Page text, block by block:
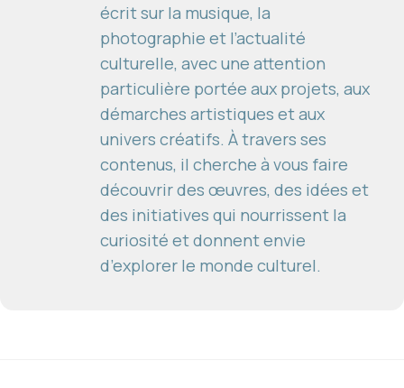
écrit sur la musique, la
photographie et l’actualité
culturelle, avec une attention
particulière portée aux projets, aux
démarches artistiques et aux
univers créatifs. À travers ses
contenus, il cherche à vous faire
découvrir des œuvres, des idées et
des initiatives qui nourrissent la
curiosité et donnent envie
d’explorer le monde culturel.